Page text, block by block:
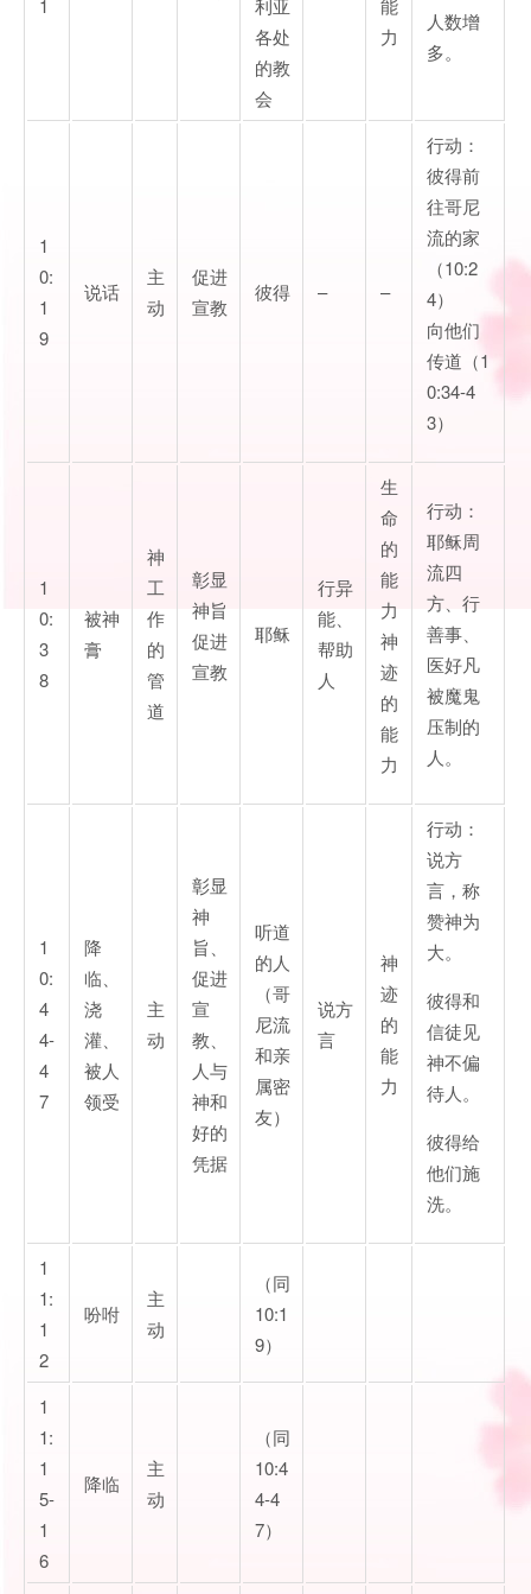
1
利亚
各处
的教
会
能
力
人数增
多。
1
0:
1
9
说话
主
动
促进
宣教
彼得 – –
行动：
彼得前
往哥尼
流的家
（10:2
4）
向他们
传道（1
0:34-4
3）
1
0:
3
8
被神
膏
神
工
作
的
管
道
彰显
神旨
促进
宣教
耶稣
行异
能、
帮助
人
生
命
的
能
力
神
迹
的
能
力
行动：
耶稣周
流四
方、行
善事、
医好凡
被魔鬼
压制的
人。
1
0:
4
4-
4
7
降
临、
浇
灌、
被人
领受
主
动
彰显
神
旨、
促进
宣
教、
人与
神和
好的
凭据
听道
的人
（哥
尼流
和亲
属密
友）
说方
言
神
迹
的
能
力
行动：
说方
言，称
赞神为
大。
彼得和
信徒见
神不偏
待人。
彼得给
他们施
洗。
1
1:
1
2
吩咐
主
动
（同
10:1
9）
1
1:
1
5-
1
6
降临
主
动
（同
10:4
4-4
7）